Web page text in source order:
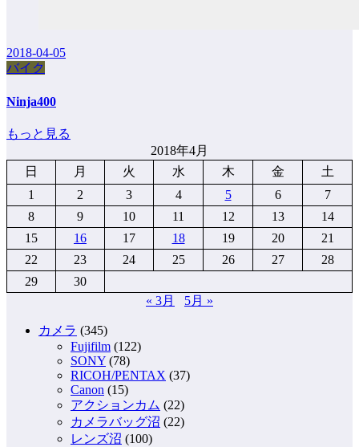
2018-04-05
バイク
Ninja400
もっと見る
2018年4月
日
月 火 水 木 金
土
1
2 3 4 5 6
7
8
9 10 11 12 13
14
15
16 17 18 19 20
21
22
23 24 25 26 27
28
29
30
« 3月
5月 »
カメラ (345)
Fujifilm (122)
SONY (78)
RICOH/PENTAX (37)
Canon (15)
アクションカム (22)
カメラバッグ沼 (22)
レンズ沼 (100)